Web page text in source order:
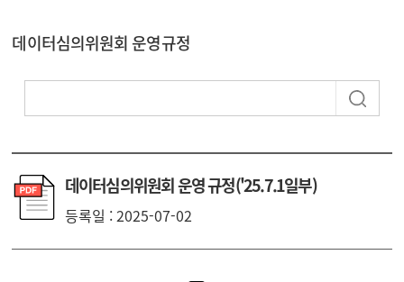
데이터심의위원회 운영규정
데이터심의위원회 운영 규정('25.7.1일부)
등록일 : 2025-07-02